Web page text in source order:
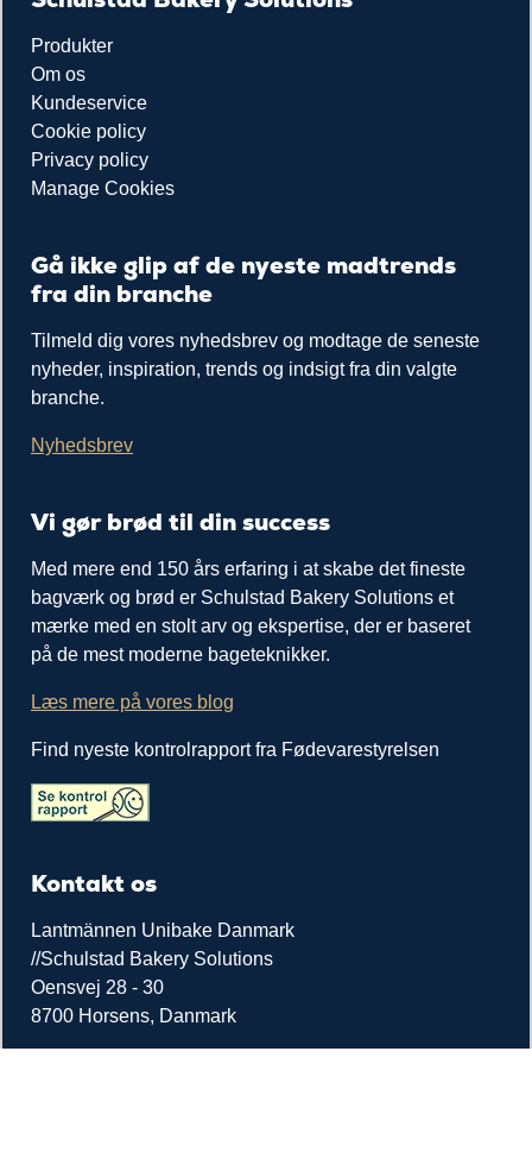
Produkter
Om os
Kundeservice
Cookie policy
Privacy policy
Manage Cookies
Gå ikke glip af de nyeste madtrends
fra din branche
Tilmeld dig vores nyhedsbrev og modtage de seneste
nyheder, inspiration, trends og indsigt fra din valgte
branche.
Nyhedsbrev
Vi gør brød til din success
Med mere end 150 års erfaring i at skabe det fineste
bagværk og brød er Schulstad Bakery Solutions et
mærke med en stolt arv og ekspertise, der er baseret
på de mest moderne bageteknikker.
Læs mere på vores blog
Find nyeste kontrolrapport fra Fødevarestyrelsen
Kontakt os
Lantmännen Unibake Danmark
//Schulstad Bakery Solutions
Oensvej 28 - 30
8700 Horsens, Danmark